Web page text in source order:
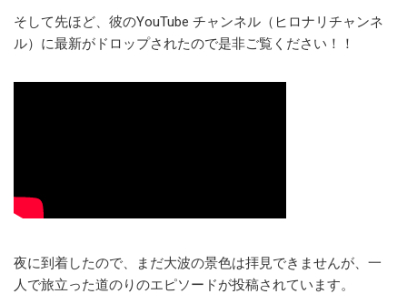
そして先ほど、彼のYouTube チャンネル（ヒロナリチャンネ
ル）に最新がドロップされたので是非ご覧ください！！
夜に到着したので、まだ大波の景色は拝見できませんが、一
人で旅立った道のりのエピソードが投稿されています。